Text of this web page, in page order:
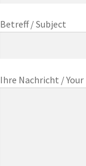
Betreff / Subject
Ihre Nachricht / Your